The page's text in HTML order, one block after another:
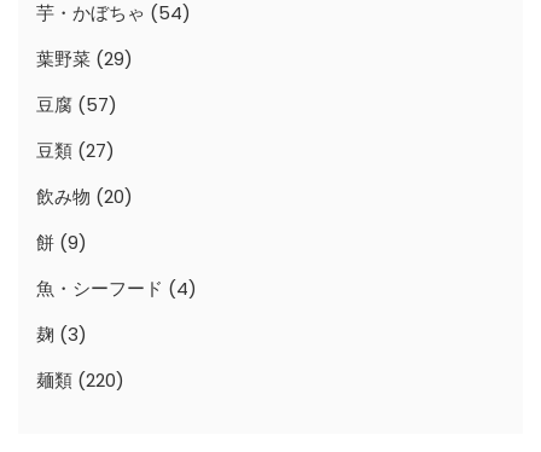
芋・かぼちゃ (54)
葉野菜 (29)
豆腐 (57)
豆類 (27)
飲み物 (20)
餅 (9)
魚・シーフード (4)
麹 (3)
麺類 (220)